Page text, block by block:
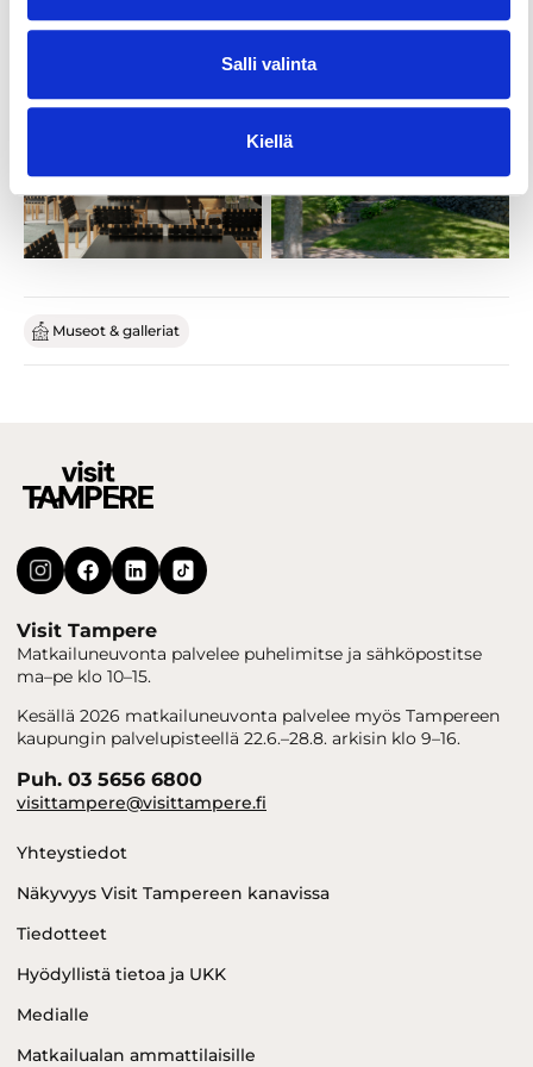
Salli valinta
Kiellä
Museot & galleriat
Visit Tampere
Matkailuneuvonta palvelee puhelimitse ja sähköpostitse
ma–pe klo 10–15.
Kesällä 2026 matkailuneuvonta palvelee myös Tampereen
kaupungin palvelupisteellä 22.6.–28.8. arkisin klo 9–16.
Puh. 03 5656 6800
visittampere@visittampere.fi
Yhteystiedot
Näkyvyys Visit Tampereen kanavissa
Tiedotteet
Hyödyllistä tietoa ja UKK
Medialle
Matkailualan ammattilaisille